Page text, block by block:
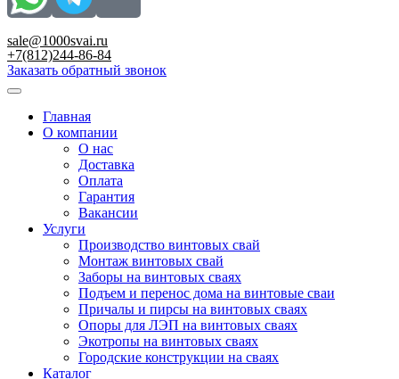
sale@1000svai.ru
+7(812)244-86-84
Заказать обратный звонок
Главная
О компании
О нас
Доставка
Оплата
Гарантия
Вакансии
Услуги
Производство винтовых свай
Монтаж винтовых свай
Заборы на винтовых сваях
Подъем и перенос дома на винтовые сваи
Причалы и пирсы на винтовых сваях
Опоры для ЛЭП на винтовых сваях
Экотропы на винтовых сваях
Городские конструкции на сваях
Каталог